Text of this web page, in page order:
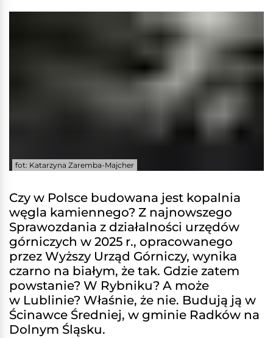
fot: Katarzyna Zaremba-Majcher
Czy w Polsce budowana jest kopalnia
węgla kamiennego? Z najnowszego
Sprawozdania z działalności urzędów
górniczych w 2025 r., opracowanego
przez Wyższy Urząd Górniczy, wynika
czarno na białym, że tak. Gdzie zatem
powstanie? W Rybniku? A może
w Lublinie? Właśnie, że nie. Budują ją w
Ścinawce Średniej, w gminie Radków na
Dolnym Śląsku.